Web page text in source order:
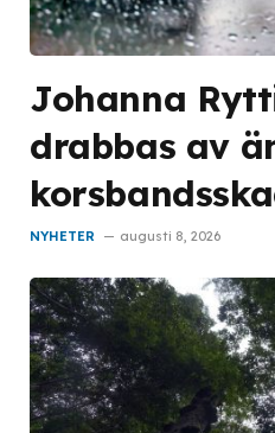
Johanna
drabbas av
NYHETER augusti 8, 2026